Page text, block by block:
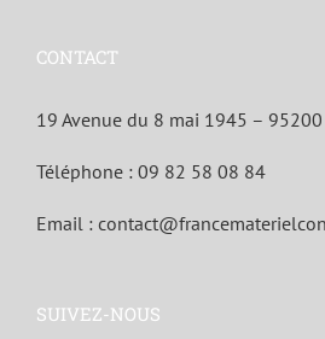
CONTACT
19 Avenue du 8 mai 1945 –
Téléphone : 09 82 58 08 84
Email :
SUIVEZ-NOUS